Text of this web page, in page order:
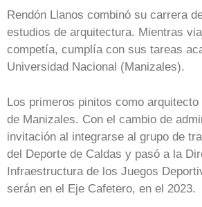
Rendón Llanos combinó su carrera
estudios de arquitectura. Mientras
competía, cumplía con sus tareas
Universidad Nacional (Manizales).
Los primeros pinitos como
de Manizales. Con el cambio de
invitación al integrarse al grupo de
del Deporte de Caldas y pasó a la
Infraestructura de los Juegos
serán en el Eje Cafetero, en el 2023.